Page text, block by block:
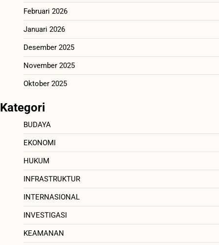
Februari 2026
Januari 2026
Desember 2025
November 2025
Oktober 2025
Kategori
BUDAYA
EKONOMI
HUKUM
INFRASTRUKTUR
INTERNASIONAL
INVESTIGASI
KEAMANAN